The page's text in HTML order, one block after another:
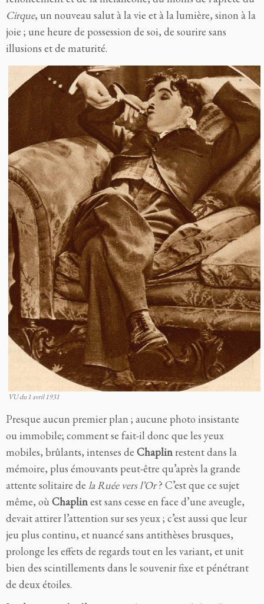
Cirque, un nouveau salut à la vie et à la lumière, sinon à la
joie ; une heure de possession de soi, de sourire sans
illusions et de maturité.
VU du 1 avril 1931
Presque aucun premier plan ; aucune photo insistante
ou immobile; comment se fait-il donc que les yeux
mobiles, brûlants, intenses de Chaplinrestent dans la
mémoire, plus émouvants peut-être qu’après la grande
attente solitaire de la Ruée vers l’Or? C’est que ce sujet
même, où Chaplinest sans cesse en face d’une aveugle,
devait attirer l’attention sur ses yeux ; c’est aussi que leur
jeu plus continu, et nuancé sans antithèses brusques,
prolonge les effets de regards tout en les variant, et unit
bien des scintillements dans le souvenir fixe et pénétrant
de deux étoiles.